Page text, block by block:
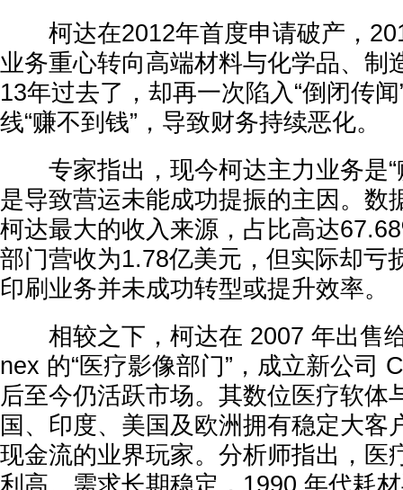
柯达在2012年首度申请破产，
业务重心转向高端材料与化学品、制
13年过去了，却再一次陷入“倒闭传
线“赚不到钱”，导致财务持续恶化。
专家指出，现今柯达主力业务是“
是导致营运未能成功提振的主因。数
柯达最大的收入来源，占比高达
部门营收为1.78亿美元，但实际却亏
印刷业务并未成功转型或提升效率。
相较之下，柯达在 2007 年出售
nex 的“医疗影像部门”，成立新公司
后至今仍活跃市场。其数位医疗软体
国、印度、美国及欧洲拥有稳定大客
现金流的业界玩家。分析师指出，医
利高、需求长期稳定，1990 年代耗